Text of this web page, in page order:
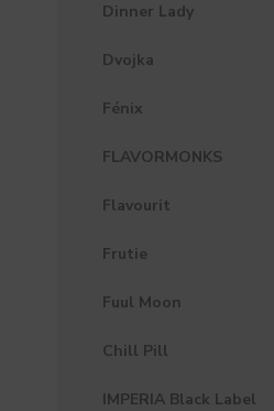
Dinner Lady
Dvojka
Fénix
FLAVORMONKS
Flavourit
Frutie
Fuul Moon
Chill Pill
IMPERIA Black Label